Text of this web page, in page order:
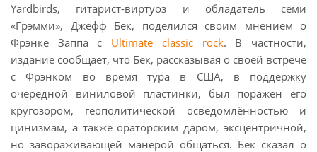
Yardbirds, гитарист-виртуоз и обладатель семи
«Грэмми», Джефф Бек, поделился своим мнением о
Фрэнке Заппа с Ultimate classic rock. В частности,
издание сообщает, что Бек, рассказывая о своей встрече
с Фрэнком во время тура в США, в поддержку
очередной виниловой пластинки, был поражен его
кругозором, геополитической осведомлённостью и
цинизмам, а также ораторским даром, эксцентричной,
но завораживающей манерой общаться. Бек сказал о